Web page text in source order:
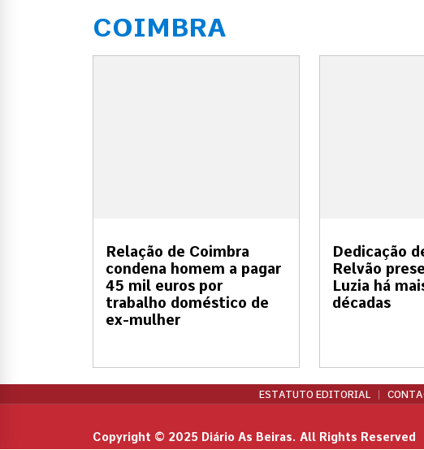
COIMBRA
Relação de Coimbra
condena homem a pagar
45 mil euros por
trabalho doméstico de
ex-mulher
Dedicação
Relvão
Luzia há
décadas
ESTATUTO EDITORIAL
Copyright © 2025 Diário As Beiras. All Rights Reserved